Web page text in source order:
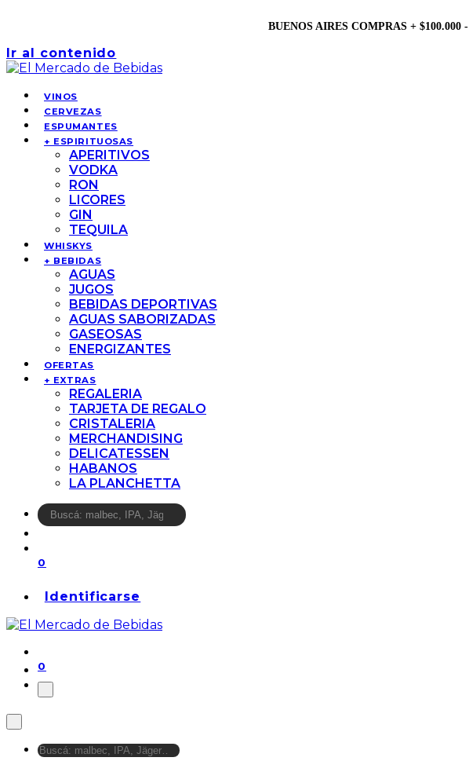
BUENOS AIRES COMPRAS + $100.000 -
Ir al contenido
VINOS
CERVEZAS
ESPUMANTES
+ ESPIRITUOSAS
APERITIVOS
VODKA
RON
LICORES
GIN
TEQUILA
WHISKYS
+ BEBIDAS
AGUAS
JUGOS
BEBIDAS DEPORTIVAS
AGUAS SABORIZADAS
GASEOSAS
ENERGIZANTES
OFERTAS
+ EXTRAS
REGALERIA
TARJETA DE REGALO
CRISTALERIA
MERCHANDISING
DELICATESSEN
HABANOS
LA PLANCHETTA
0
Identificarse
0